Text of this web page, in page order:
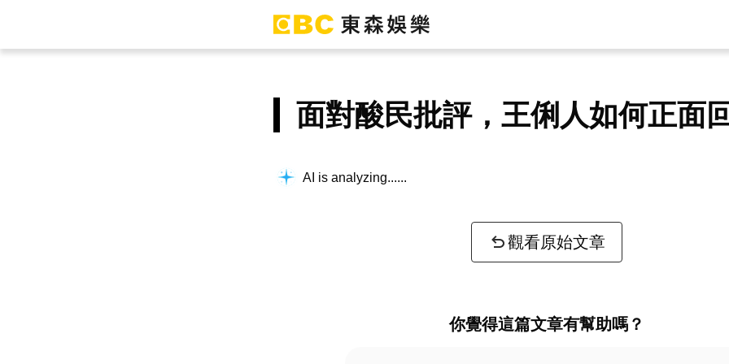
面對酸民批評，王俐人如何正面
AI is analyzing...
觀看原始文章
你覺得這篇文章有幫助嗎？